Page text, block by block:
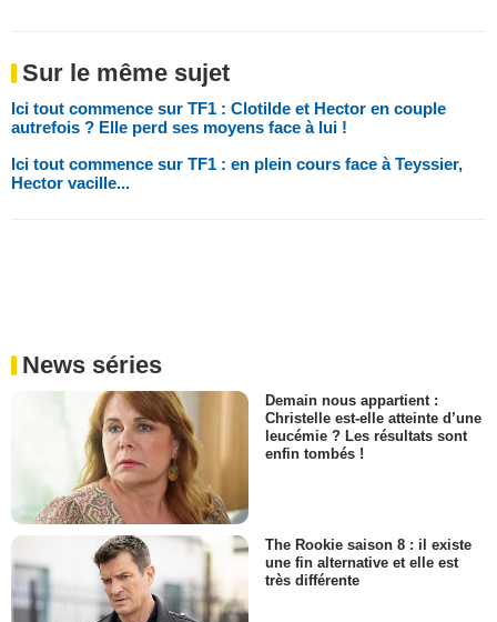
Sur le même sujet
Ici tout commence sur TF1 : Clotilde et Hector en couple
autrefois ? Elle perd ses moyens face à lui !
Ici tout commence sur TF1 : en plein cours face à Teyssier,
Hector vacille...
News séries
Demain nous appartient :
Christelle est-elle atteinte d’une
leucémie ? Les résultats sont
enfin tombés !
The Rookie saison 8 : il existe
une fin alternative et elle est
très différente